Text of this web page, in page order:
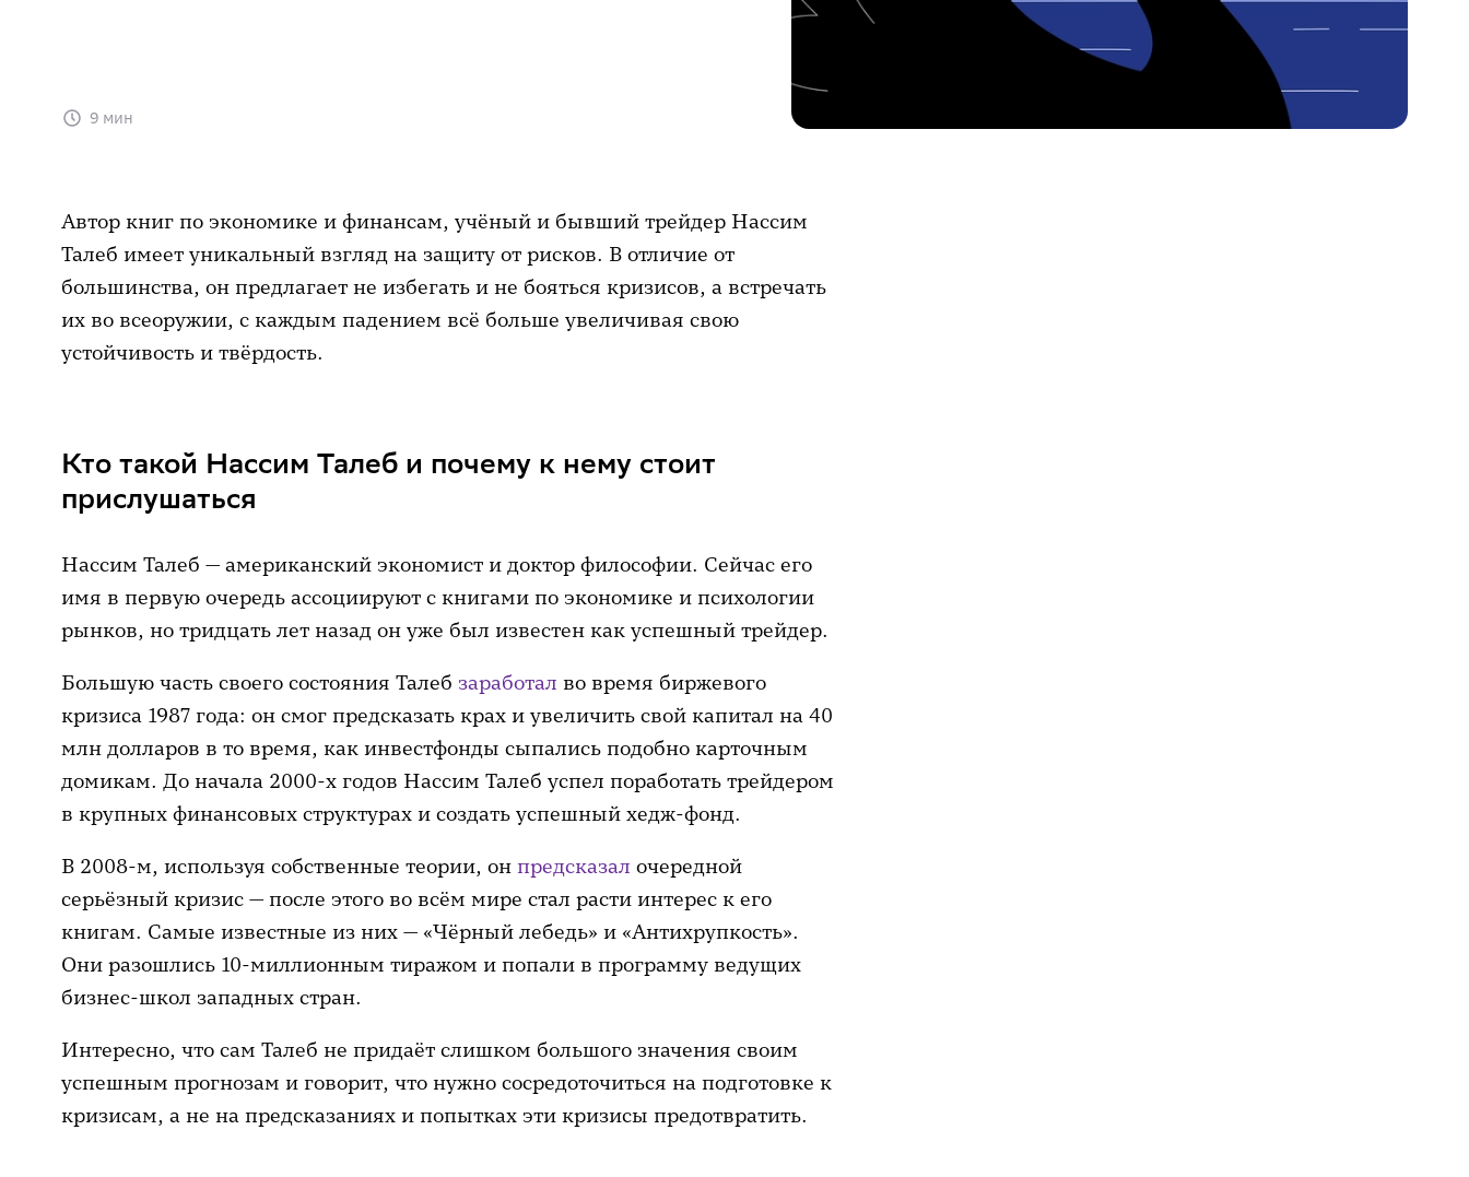
9 мин
Автор книг по экономике и финансам, учёный и бывший трейдер Нассим
Талеб имеет уникальный взгляд на защиту от рисков. В отличие от
большинства, он предлагает не избегать и не бояться кризисов, а встречать
их во всеоружии, с каждым падением всё больше увеличивая свою
устойчивость и твёрдость.
Кто такой Нассим Талеб и почему к нему стоит
прислушаться
Нассим Талеб — американский экономист и доктор философии. Сейчас его
имя в первую очередь ассоциируют с книгами по экономике и психологии
рынков, но тридцать лет назад он уже был известен как успешный трейдер.
Большую часть своего состояния Талеб заработал во время биржевого
кризиса 1987 года: он смог предсказать крах и увеличить свой капитал на 40
млн долларов в то время, как инвестфонды сыпались подобно карточным
домикам. До начала 2000-х годов Нассим Талеб успел поработать трейдером
в крупных финансовых структурах и создать успешный хедж-фонд.
В 2008-м, используя собственные теории, он предсказал очередной
серьёзный кризис — после этого во всём мире стал расти интерес к его
книгам. Самые известные из них — «Чёрный лебедь» и «Антихрупкость».
Они разошлись 10-миллионным тиражом и попали в программу ведущих
бизнес-школ западных стран.
Интересно, что сам Талеб не придаёт слишком большого значения своим
успешным прогнозам и говорит, что нужно сосредоточиться на подготовке к
кризисам, а не на предсказаниях и попытках эти кризисы предотвратить.